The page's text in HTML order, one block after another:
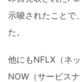
示唆されたことで
た。
他にもNFLX（ネ
NOW（サービス